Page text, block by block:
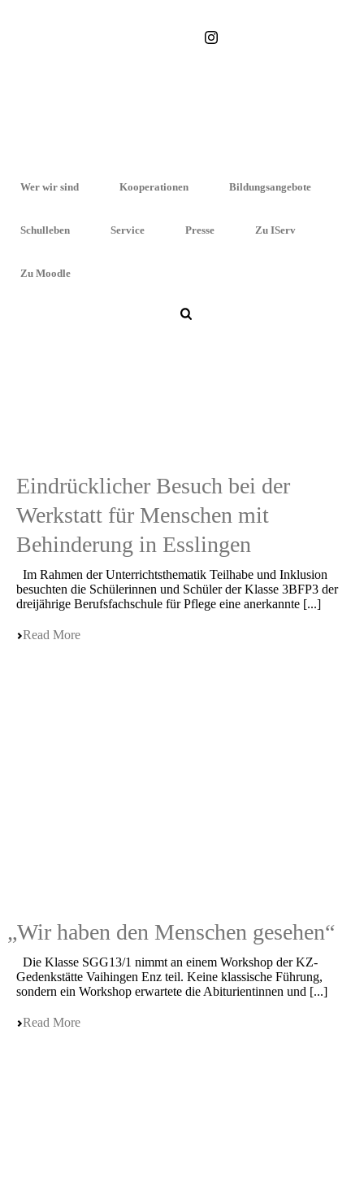
Wer wir sind Kooperationen Bildungsangebote
Schulleben Service Presse Zu IServ
Zu Moodle
Eindrücklicher Besuch bei der
Werkstatt für Menschen mit
Behinderung in Esslingen
Im Rahmen der Unter­richts­the­ma­tik Teilha­be und Inklu­si­on
besuch­ten die Schüle­rin­nen und Schüler der Klasse 3BFP3 der
dreijäh­ri­ge Berufs­fach­schu­le für Pflege eine anerkann­te [...]
Read More
„Wir haben den Menschen gesehen“
Die Klasse SGG13/1 nimmt an einem Workshop der KZ-
Gedenk­stät­te Vaihin­gen Enz teil. Keine klassi­sche Führung,
sondern ein Workshop erwar­te­te die Abitu­ri­en­tin­nen und [...]
Read More